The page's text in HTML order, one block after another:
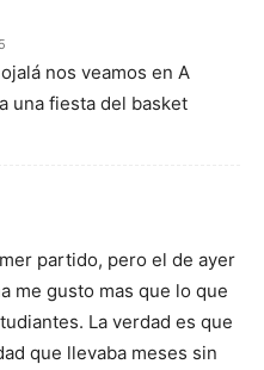
nos veamos en A
una fiesta del basket
partido, pero el de ayer
me gusto mas que lo que
La verdad es que
que llevaba meses sin